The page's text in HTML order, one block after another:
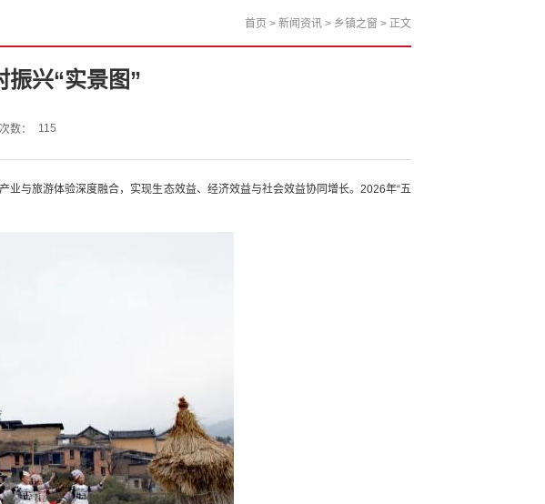
首页 > 新闻资讯 > 乡镇之窗 > 正文
振兴“实景图”
数： 115
与旅游体验深度融合，实现生态效益、经济效益与社会效益协同增长。2026年“五